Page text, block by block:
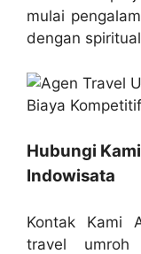
mulai
dengan
Hubungi
Indowisata
Kontak Kami
travel